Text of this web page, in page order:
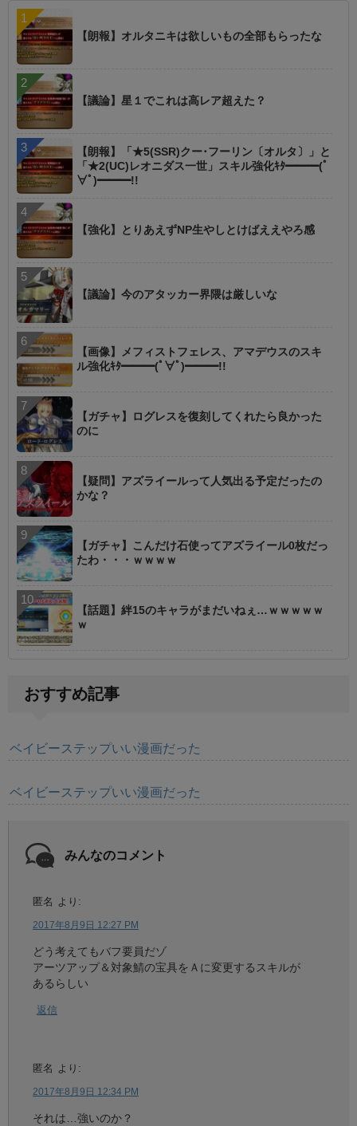
【朗報】オルタニキは欲しいもの全部もらったな
【議論】星１でこれは高レア超えた？
【朗報】「★5(SSR)クー･フーリン〔オルタ〕」と
「★2(UC)レオニダス一世」スキル強化ｷﾀ━━━(ﾟ
∀ﾟ)━━━!!
【強化】とりあえずNP生やしとけばええやろ感
【議論】今のアタッカー界隈は厳しいな
【画像】メフィストフェレス、アマデウスのスキ
ル強化ｷﾀ━━━(ﾟ∀ﾟ)━━━!!
【ガチャ】ログレスを復刻してくれたら良かった
のに
【疑問】アズライールって人気出る予定だったの
かな？
【ガチャ】こんだけ石使ってアズライール0枚だっ
たわ・・・ｗｗｗｗ
【話題】絆15のキャラがまだいねぇ…ｗｗｗｗｗ
ｗ
おすすめ記事
ベイビーステップいい漫画だった
ベイビーステップいい漫画だった
みんなのコメント
匿名 より:
2017年8月9日 12:27 PM
どう考えてもバフ要員だゾ
アーツアップ＆対象鯖の宝具をＡに変更するスキルが
あるらしい
返信
匿名 より:
2017年8月9日 12:34 PM
それは…強いのか？